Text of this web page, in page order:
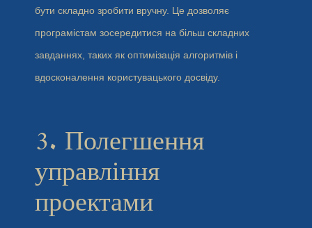
бути складно зробити вручну. Це дозволяє
програмістам зосередитися на більш складних
завданнях, таких як оптимізація алгоритмів і
вдосконалення користувацького досвіду.
3. Полегшення
управління
проектами